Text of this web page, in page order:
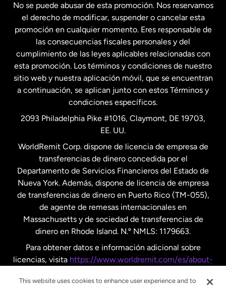
Francia
Malasia
Nueva Zelanda
Países Bajos
Suecia
No se puede abusar de esta promoción. Nos reservamos
el derecho de modificar, suspender o cancelar esta
promoción en cualquier momento. Eres responsable de
las consecuencias fiscales personales y del
cumplimiento de las leyes aplicables relacionadas con
esta promoción. Los términos y condiciones de nuestro
sitio web y nuestra aplicación móvil, que se encuentran
a continuación, se aplican junto con estos Términos y
condiciones específicos.
2093 Philadelphia Pike #1016, Claymont, DE 19703,
EE. UU.
WorldRemit Corp. dispone de licencia de empresa de
transferencias de dinero concedida por el
Departamento de Servicios Financieros del Estado de
Nueva York. Además, dispone de licencia de empresa
de transferencias de dinero en Puerto Rico (TM-055),
de agente de remesas internacionales en
Massachusetts y de sociedad de transferencias de
dinero en Rhode Island. N.º NMLS: 1179663.
Para obtener datos e información adicional sobre
licencias, visita https://www.worldremit.com/es/about-
This website uses cookies to enhance user experience and to